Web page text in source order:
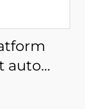
auto